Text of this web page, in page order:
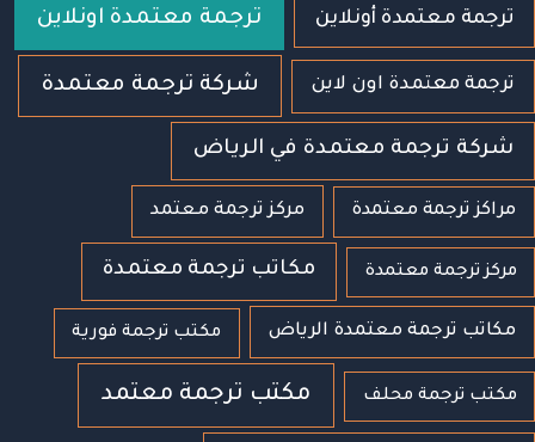
ترجمة معتمدة أونلاين ترجمة معتمدة اونلاين
ترجمة معتمدة اون لاين شركة ترجمة معتمدة
شركة ترجمة معتمدة في الرياض
مراكز ترجمة معتمدة مركز ترجمة معتمد
مركز ترجمة معتمدة مكاتب ترجمة معتمدة
مكاتب ترجمة معتمدة الرياض مكتب ترجمة فورية
مكتب ترجمة محلف مكتب ترجمة معتمد